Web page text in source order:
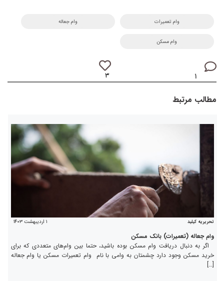
وام تعمیرات وام جعاله
وام مسکن
۱ ۳
مطالب مرتبط
تحریریه کیلید ۱ اردیبهشت ۱۴۰۳
وام جعاله (تعمیرات) بانک مسکن
اگر به دنبال دریافت وام مسکن بوده باشید، حتما بین وام‌های متعددی که برای
خرید مسکن وجود دارد چشمتان به وامی با نام وام تعمیرات مسکن یا وام جعاله
[…]